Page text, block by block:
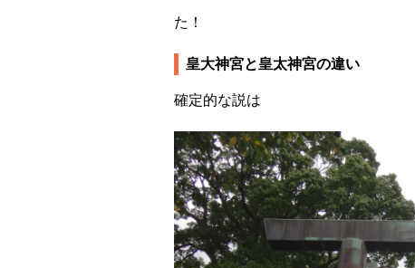
た！
皇大神宮と皇太神宮の違い
確定的な説は